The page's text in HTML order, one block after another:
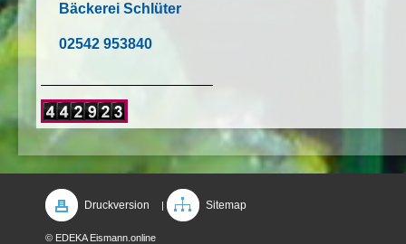
Bäckerei Schlüter
02542 953840
Druckversion | Sitemap
© EDEKA Eismann.online